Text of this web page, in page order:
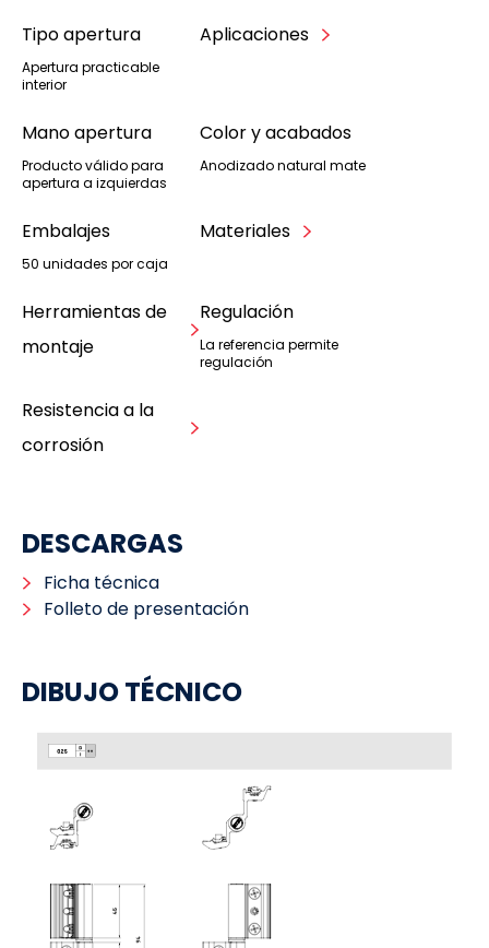
Tipo apertura
Apertura practicable
interior
Aplicaciones
Mano apertura
Producto válido para
apertura a izquierdas
Color y acabados
Anodizado natural mate
Embalajes
50 unidades por caja
Materiales
Herramientas de
montaje
Regulación
La referencia permite
regulación
Resistencia a la
corrosión
DESCARGAS
Ficha técnica
Folleto de presentación
DIBUJO TÉCNICO